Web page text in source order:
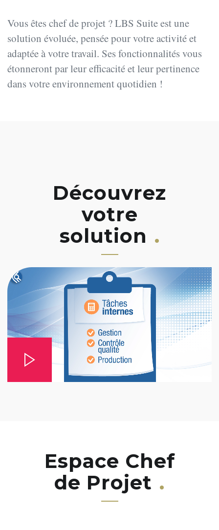
Vous êtes chef de projet ? LBS Suite est une
solution évoluée, pensée pour votre activité et
adaptée à votre travail. Ses fonctionnalités vous
étonneront par leur efficacité et leur pertinence
dans votre environnement quotidien !
Découvrez
votre
solution
Espace Chef
de Projet